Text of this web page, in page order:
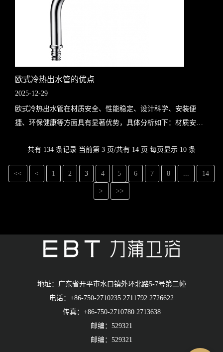
欧式冷热出水管的优点
2025-12-29
欧式冷热出水管在材质安全、性能稳定、设计科学、安装便
捷、环保健康等方面具有显著优势，具体分析如下：材质安
采用食品级原材料，如德国德标水管使..
共有 134 条记录 当前第 3 页/共有 14 页 每页显示 10 条
<< < 1 2 3 4 5 6 7 8 ... 14
> >>
地址：广东省开平市水口镇外环北路5-7号第二幢
电话：+86-750-2710235 2711792 2726622
传真：+86-750-2710780 2713638
邮编：529321
邮编：529321